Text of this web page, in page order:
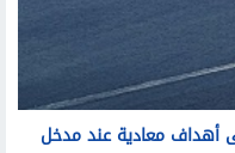
أهداف معادية عند مدخل